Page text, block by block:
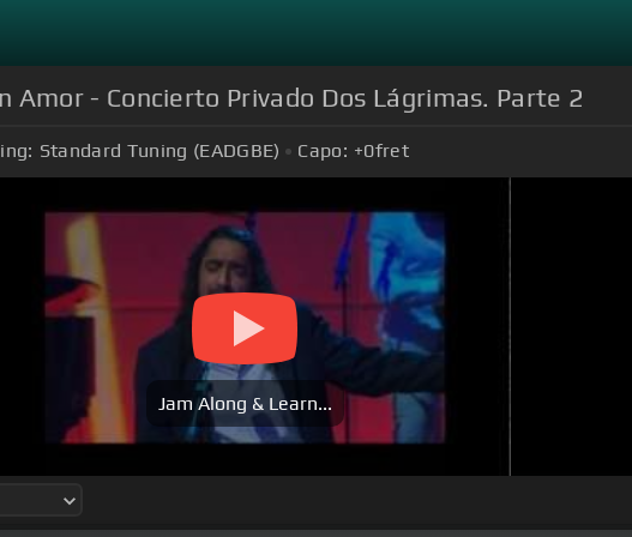
Amor - Concierto Privado Dos Lágrimas. Parte 2
Standard Tuning (EADGBE) Capo: +0fret
Jam Along & Learn...